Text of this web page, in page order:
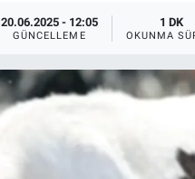
20.06.2025 - 12:05
GÜNCELLEME
1 DK
OKUNMA